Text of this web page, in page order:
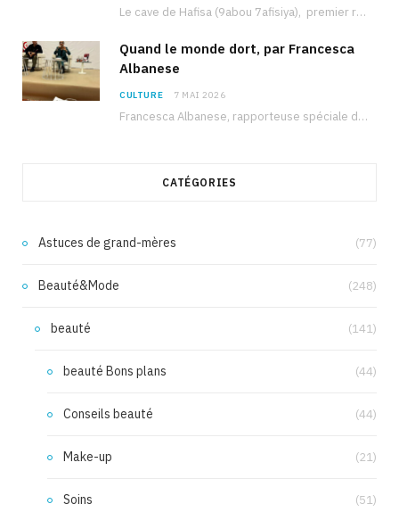
Le cave de Hafisa (9abou 7afisiya), premier roman du journaliste tunisien Mohamed Amine Ben Hlel,…
Quand le monde dort, par Francesca
Albanese
CULTURE 7 MAI 2026
Francesca Albanese, rapporteuse spéciale de l’ONU sur les territoires palestiniens occupés, était à Tunis pour…
CATÉGORIES
Astuces de grand-mères (77)
Beauté&Mode (248)
beauté (141)
beauté Bons plans (44)
Conseils beauté (44)
Make-up (21)
Soins (51)